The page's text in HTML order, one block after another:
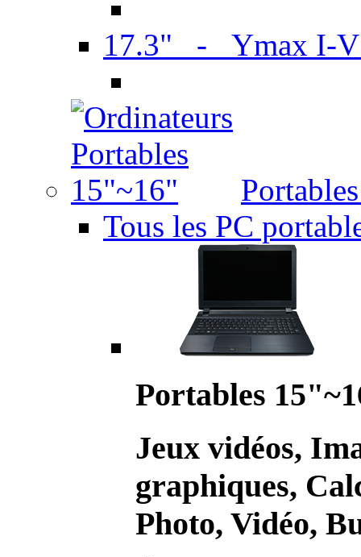
17.3" - Ymax I-
Tous les PC
Portables
Jeux vidéos,
graphiques,
Photo, Vidéo,